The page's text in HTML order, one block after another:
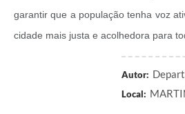
garantir que a população tenha voz
cidade mais justa e acolhedora para
Autor:
Local: